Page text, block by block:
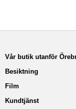
Vår butik utanför
Besiktning
Film
Kundtjänst